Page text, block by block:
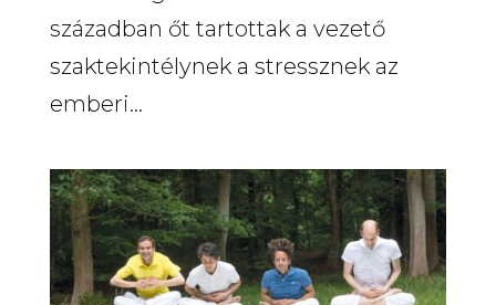
században őt tartottak a vezető
szaktekintélynek a stressznek az
emberi...